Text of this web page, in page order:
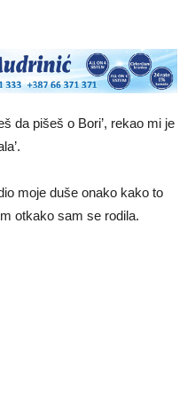
da pišeš o Bori’, rekao mi je
moje duše onako kako to
otkako sam se rodila.